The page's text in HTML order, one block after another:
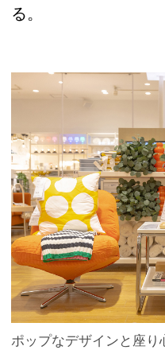
る。
ポップなデザインと座